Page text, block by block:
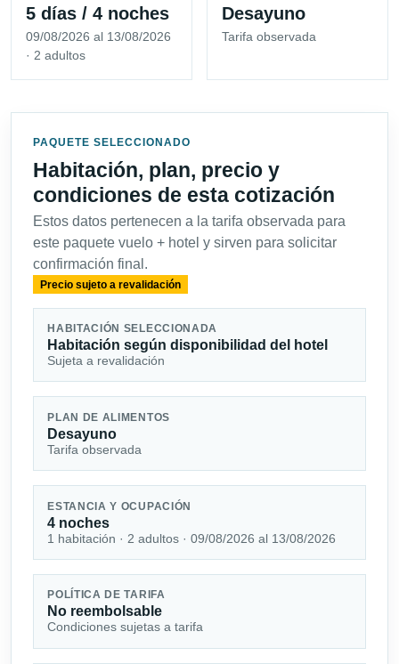
5 días / 4 noches
09/08/2026 al 13/08/2026
· 2 adultos
Desayuno
Tarifa observada
PAQUETE SELECCIONADO
Habitación, plan, precio y
condiciones de esta cotización
Estos datos pertenecen a la tarifa observada para
este paquete vuelo + hotel y sirven para solicitar
confirmación final.
Precio sujeto a revalidación
HABITACIÓN SELECCIONADA
Habitación según disponibilidad del hotel
Sujeta a revalidación
PLAN DE ALIMENTOS
Desayuno
Tarifa observada
ESTANCIA Y OCUPACIÓN
4 noches
1 habitación · 2 adultos · 09/08/2026 al 13/08/2026
POLÍTICA DE TARIFA
No reembolsable
Condiciones sujetas a tarifa